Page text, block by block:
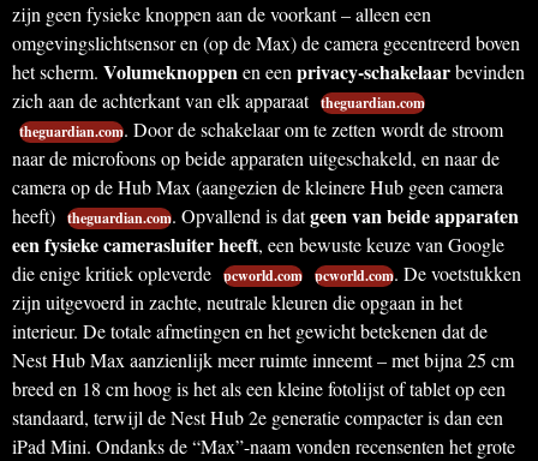
zijn geen fysieke knoppen aan de voorkant – alleen een
omgevingslichtsensor en (op de Max) de camera gecentreerd boven
het scherm. Volumeknoppenen eenprivacy-schakelaarbevinden
zich aan de achterkant van elk apparaat theguardian.com
theguardian.com. Door de schakelaar om te zetten wordt de stroom
naar de microfoons op beide apparaten uitgeschakeld, en naar de
camera op de Hub Max (aangezien de kleinere Hub geen camera
heeft) theguardian.com. Opvallend is datgeen van beide apparaten
een fysieke camerasluiter heeft, een bewuste keuze van Google
die enige kritiek opleverde pcworld.com pcworld.com. De voetstukken
zijn uitgevoerd in zachte, neutrale kleuren die opgaan in het
interieur. De totale afmetingen en het gewicht betekenen dat de
Nest Hub Max aanzienlijk meer ruimte inneemt – met bijna 25 cm
breed en 18 cm hoog is het als een kleine fotolijst of tablet op een
standaard, terwijl de Nest Hub 2e generatie compacter is dan een
iPad Mini. Ondanks de “Max”-naam vonden recensenten het grote